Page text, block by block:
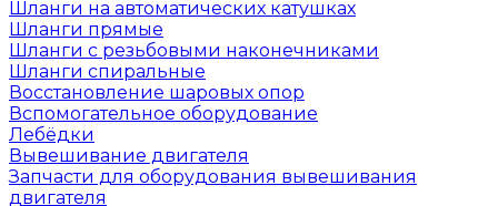
Шланги на автоматических катушках
Шланги прямые
Шланги с резьбовыми наконечниками
Шланги спиральные
Восстановление шаровых опор
Вспомогательное оборудование
Лебёдки
Вывешивание двигателя
Запчасти для оборудования вывешивания
двигателя